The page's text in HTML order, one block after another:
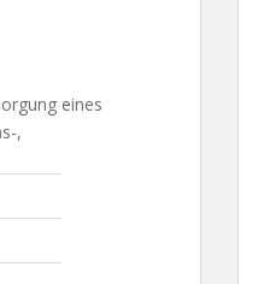
eines
,